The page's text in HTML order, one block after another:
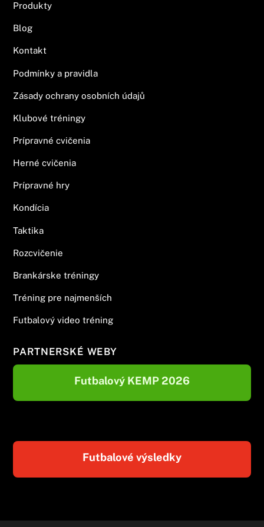
Produkty
Blog
Kontakt
Podmínky a pravidla
Zásady ochrany osobních údajů
Klubové tréningy
Prípravné cvičenia
Herné cvičenia
Prípravné hry
Kondícia
Taktika
Rozcvičenie
Brankárske tréningy
Tréning pre najmenších
Futbalový video tréning
PARTNERSKÉ WEBY
Futbalový KEMP 2026
Futbalové výsledky